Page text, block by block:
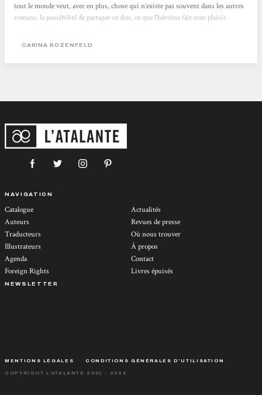
tout le monde veut, avec en plus, chose qui n’existe pas souvent dans les autres
romans, la possibilité de partager ce don, ce que l’héroïne fait avec plaisir.
temps, on sent une volonté de creuser un peu plus profond, et on aperçoit
CARINA ROZENFELD
NAVIGATION
Catalogue
Auteurs
Traducteurs
Illustrateurs
Agenda
Foreign Rights
Actualités
Revues de presse
Où nous trouver
À propos
Contact
Livres épuisés
NEWSLETTER
MENTIONS LÉGALES CONDITIONS GÉNÉRALES D’UTILISATION
COPYRIGHT L'ATALANTE 2001 - 2026